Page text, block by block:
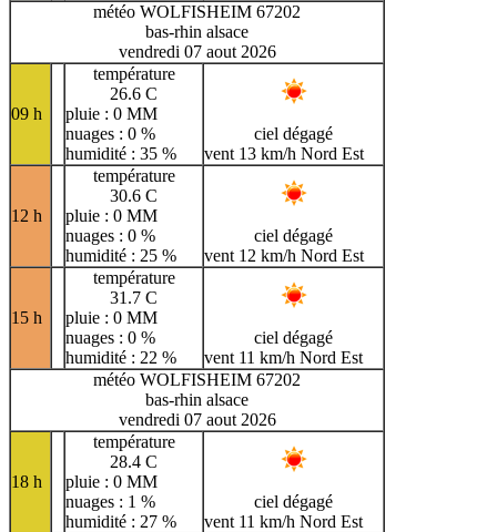
météo WOLFISHEIM 67202
bas-rhin alsace
vendredi 07 aout 2026
09 h
température
26.6 C
pluie : 0 MM
nuages : 0 %
humidité : 35 %
ciel dégagé
vent 13 km/h Nord Est
12 h
température
30.6 C
pluie : 0 MM
nuages : 0 %
humidité : 25 %
ciel dégagé
vent 12 km/h Nord Est
15 h
température
31.7 C
pluie : 0 MM
nuages : 0 %
humidité : 22 %
ciel dégagé
vent 11 km/h Nord Est
météo WOLFISHEIM 67202
bas-rhin alsace
vendredi 07 aout 2026
18 h
température
28.4 C
pluie : 0 MM
nuages : 1 %
humidité : 27 %
ciel dégagé
vent 11 km/h Nord Est